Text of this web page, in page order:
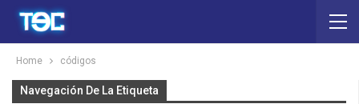
Home códigos
Navegación De La Etiqueta